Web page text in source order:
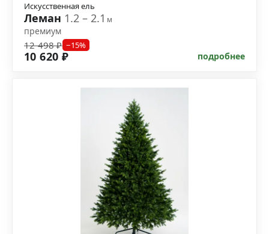
Искусственная ель
Леман 1.2 – 2.1м
премиум
12 498 ₽ −15%
10 620 ₽ подробнее